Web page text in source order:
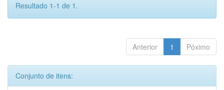
Resultado 1-1 de 1.
Anterior 1 Póximo
Conjunto de itens: